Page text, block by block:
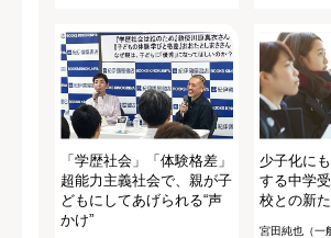
「学歴社会」「体験格差」
超能力主義社会で、親が子
どもにしてあげられる“声
かけ”
少子化に
する中学
校との新
宮田純也（一